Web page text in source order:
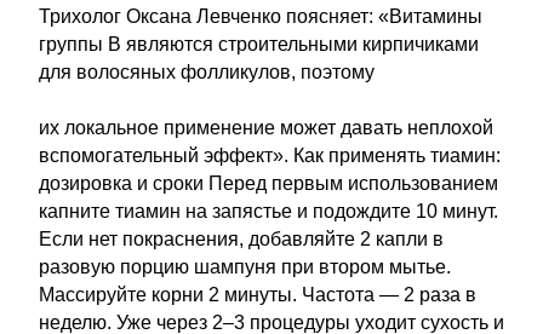
Трихолог Оксана Левченко поясняет: «Витамины
группы В являются строительными кирпичиками
для волосяных фолликулов, поэтому
их локальное применение может давать неплохой
вспомогательный эффект». Как применять тиамин:
дозировка и сроки Перед первым использованием
капните тиамин на запястье и подождите 10 минут.
Если нет покраснения, добавляйте 2 капли в
разовую порцию шампуня при втором мытье.
Массируйте корни 2 минуты. Частота — 2 раза в
неделю. Уже через 2–3 процедуры уходит сухость и